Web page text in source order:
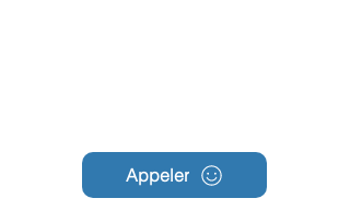
Appeler